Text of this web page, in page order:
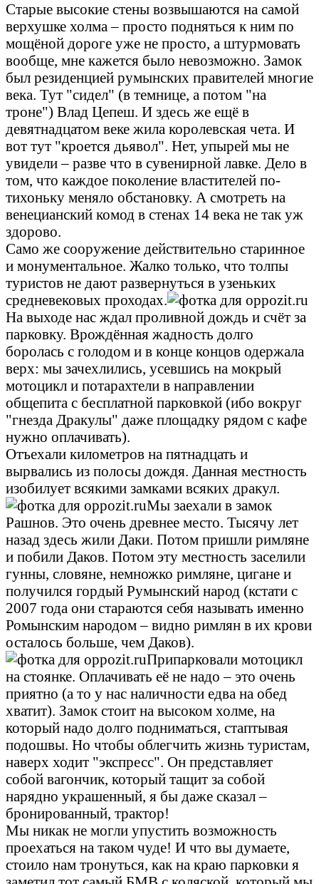
Старые высокие стены возвышаются на самой
верхушке холма – просто подняться к ним по
мощёной дороге уже не просто, а штурмовать
вообще, мне кажется было невозможно. Замок
был резиденцией румынских правителей многие
века. Тут "сидел" (в темнице, а потом "на
троне") Влад Цепеш. И здесь же ещё в
девятнадцатом веке жила королевская чета. И
вот тут "кроется дьявол". Нет, упырей мы не
увидели – разве что в сувенирной лавке. Дело в
том, что каждое поколение властителей по-
тихоньку меняло обстановку. А смотреть на
венецианский комод в стенах 14 века не так уж
здорово.
Само же сооружение действительно старинное
и монументальное. Жалко только, что толпы
туристов не дают развернуться в узеньких
средневековых проходах.
На выходе нас ждал проливной дождь и счёт за
парковку. Врождённая жадность долго
боролась с голодом и в конце концов одержала
верх: мы зачехлились, усевшись на мокрый
мотоцикл и потарахтели в направлении
общепита с бесплатной парковкой (ибо вокруг
"гнезда Дракулы" даже площадку рядом с кафе
нужно оплачивать).
Отъехали километров на пятнадцать и
вырвались из полосы дождя. Данная местность
изобилует всякими замками всяких дракул.
Мы заехали в замок
Рашнов. Это очень древнее место. Тысячу лет
назад здесь жили Даки. Потом пришли римляне
и побили Даков. Потом эту местность заселили
гунны, словяне, немножко римляне, цигане и
получился гордый Румынский народ (кстати с
2007 года они стараются себя называть именно
Ромынским народом – видно римлян в их крови
осталось больше, чем Даков).
Припарковали мотоцикл
на стоянке. Оплачивать её не надо – это очень
приятно (а то у нас наличности едва на обед
хватит). Замок стоит на высоком холме, на
который надо долго подниматься, стаптывая
подошвы. Но чтобы облегчить жизнь туристам,
наверх ходит "экспресс". Он представляет
собой вагончик, который тащит за собой
нарядно украшенный, я бы даже сказал –
бронированный, трактор!
Мы никак не могли упустить возможность
проехаться на таком чуде! И что вы думаете,
стоило нам тронуться, как на краю парковки я